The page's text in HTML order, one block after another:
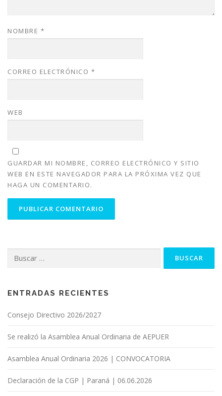
NOMBRE *
CORREO ELECTRÓNICO *
WEB
GUARDAR MI NOMBRE, CORREO ELECTRÓNICO Y SITIO
WEB EN ESTE NAVEGADOR PARA LA PRÓXIMA VEZ QUE
HAGA UN COMENTARIO.
ENTRADAS RECIENTES
Consejo Directivo 2026/2027
Se realizó la Asamblea Anual Ordinaria de AEPUER
Asamblea Anual Ordinaria 2026 | CONVOCATORIA
Declaración de la CGP | Paraná | 06.06.2026